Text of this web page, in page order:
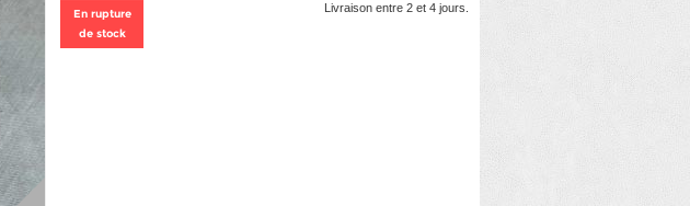
En rupture
de stock
Livraison entre 2 et 4 jours.